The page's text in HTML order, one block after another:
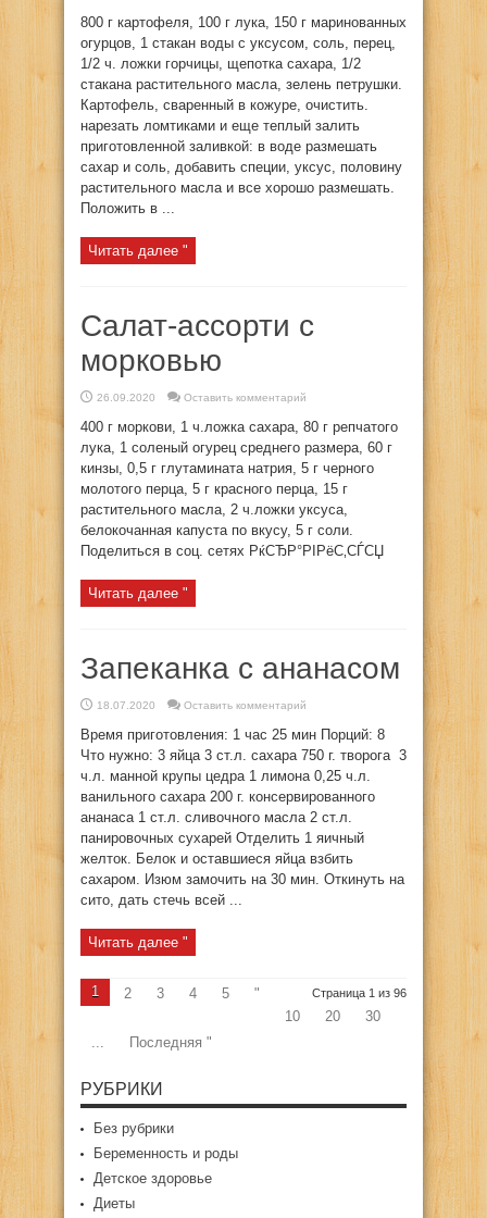
800 г картофеля, 100 г лука, 150 г маринованных
огурцов, 1 стакан воды с уксусом, соль, перец,
1/2 ч. ложки горчицы, щепотка сахара, 1/2
стакана растительного масла, зелень петрушки.
Картофель, сваренный в кожуре, очистить.
нарезать ломтиками и еще теплый залить
приготовленной заливкой: в воде размешать
сахар и соль, добавить специи, уксус, половину
растительного масла и все хорошо размешать.
Положить в ...
Читать далее "
Салат-ассорти с
морковью
26.09.2020 Оставить комментарий
400 г моркови, 1 ч.ложка сахара, 80 г репчатого
лука, 1 соленый огурец среднего размера, 60 г
кинзы, 0,5 г глутамината натрия, 5 г черного
молотого перца, 5 г красного перца, 15 г
растительного масла, 2 ч.ложки уксуса,
белокочанная капуста по вкусу, 5 г соли.
Поделиться в соц. сетях РќСЂР°РІРёС‚СЃСЏ
Читать далее "
Запеканка с ананасом
18.07.2020 Оставить комментарий
Время приготовления: 1 час 25 мин Порций: 8
Что нужно: 3 яйца 3 ст.л. сахара 750 г. творога 3
ч.л. манной крупы цедра 1 лимона 0,25 ч.л.
ванильного сахара 200 г. консервированного
ананаса 1 ст.л. сливочного масла 2 ст.л.
панировочных сухарей Отделить 1 яичный
желток. Белок и оставшиеся яйца взбить
сахаром. Изюм замочить на 30 мин. Откинуть на
сито, дать стечь всей ...
Читать далее "
Страница 1 из 96
1 2 3 4 5
"
10
20
30
Последняя "
РУБРИКИ
Без рубрики
Беременность и роды
Детское здоровье
Диеты